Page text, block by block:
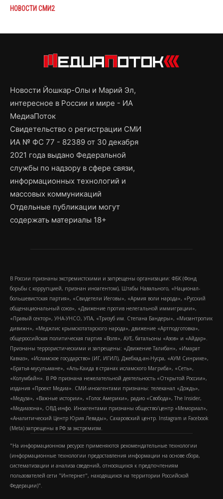
НОВОСТИ СМИ2
Новости Йошкар-Олы и Марий Эл,
интересное в России и мире - ИА
МедиаПоток
Свидетельство о регистрации СМИ
ИА № ФС 77 - 82389 от 30 декабря
2021 года выдано Федеральной
службы по надзору в сфере связи,
информационных технологий и
массовых коммуникаций
Отдельные публикации могут
содержать материалы 18+
В России признаны экстремистскими и запрещены организации: ФБК (Фонд
борьбы с коррупцией, признан иноагентом), Штабы Навального, «Национал-
большевистская партия», «Свидетели Иеговы», «Армия воли народа», «Русский
общенациональный союз», «Движение против нелегальной иммиграции»,
«Правый сектор», УНА-УНСО, УПА, «Тризуб им. Степана Бандеры», «Мизантропик
дивижн», «Меджлис крымскотатарского народа», движение «Артподготовка»,
общероссийская политическая партия «Воля», АУЕ, батальоны «Азов» и «Айдар».
Признаны террористическими и запрещены: «Движение Талибан», «Имарат
Кавказ», «Исламское государство» (ИГ, ИГИЛ), Джебхад-ан-Нусра, «АУМ Синрике»,
«Братья-мусульмане», «Аль-Каида в странах исламского Магриба», «Сеть»,
«Колумбайн». В РФ признана нежелательной деятельность «Открытой России»,
издания «Проект Медиа». СМИ-иноагентами признаны: телеканал «Дождь»,
«Медуза», «Важные истории», «Голос Америки», радио «Свобода», The Insider,
«Медиазона», ОВД-инфо. Иноагентами признаны общество/центр «Мемориал»,
«Аналитический Центр Юрия Левады», Сахаровский центр. Instagram и Facebook
(Metа) запрещены в РФ за экстремизм.
"На информационном ресурсе применяются рекомендательные технологии
(информационные технологии предоставления информации на основе сбора,
систематизации и анализа сведений, относящихся к предпочтениям
пользователей сети "Интернет", находящихся на территории Российской
Федерации)".